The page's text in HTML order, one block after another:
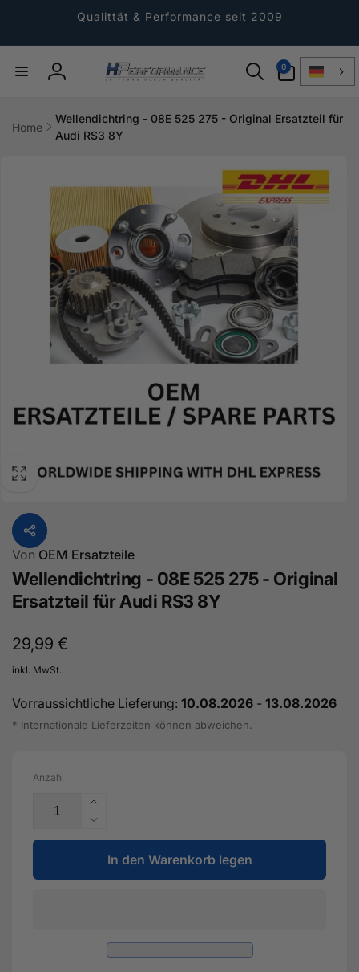
Qualittät & Performance seit 2009
Einloggen
0
Artikel
Home
Wellendichtring - 08E 525 275 - Original Ersatzteil für
Audi RS3 8Y
Von OEM Ersatzteile
Wellendichtring - 08E 525 275 - Original
Ersatzteil für Audi RS3 8Y
Normaler
Preis
29,99 €
inkl. MwSt.
Vorraussichtliche Lieferung: 10.08.2026 - 13.08.2026
* Internationale Lieferzeiten können abweichen.
Anzahl
Erhöhe
die
Menge
für
Wellendichtring
275
Verringere
die
Menge
für
525
275
In den Warenkorb legen